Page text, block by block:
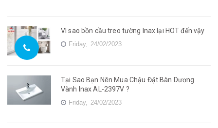
Vì sao bồn cầu treo tường Inax lại HOT đến vậy
Friday, 24/02/2023
Tại Sao Bạn Nên Mua Chậu Đặt Bàn Dương
Vành Inax AL-2397V ?
Friday, 24/02/2023